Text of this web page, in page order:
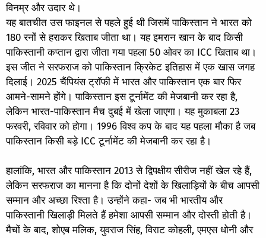
विनम्र और उदार थे।
यह बातचीत उस फाइनल से पहले हुई थी जिसमें पाकिस्तान ने भारत को
180 रनों से हराकर खिताब जीता था। यह इमरान खान के बाद किसी
पाकिस्तानी कप्तान द्वारा जीता गया पहला 50 ओवर का ICC खिताब था।
इस जीत ने सरफराज को पाकिस्तान क्रिकेट इतिहास में एक खास जगह
दिलाई। 2025 चैंपियंस ट्रॉफी में भारत और पाकिस्तान एक बार फिर
आमने-सामने होंगे। पाकिस्तान इस टूर्नामेंट की मेजबानी कर रहा है,
लेकिन भारत-पाकिस्तान मैच दुबई में खेला जाएगा। यह मुकाबला 23
फरवरी, रविवार को होगा। 1996 विश्व कप के बाद यह पहला मौका है जब
पाकिस्तान किसी बड़े ICC टूर्नामेंट की मेजबानी कर रहा है।
हालांकि, भारत और पाकिस्तान 2013 से द्विपक्षीय सीरीज नहीं खेल रहे हैं,
लेकिन सरफराज का मानना है कि दोनों देशों के खिलाड़ियों के बीच आपसी
सम्मान और अच्छा रिश्ता है। उन्होंने कहा- जब भी भारतीय और
पाकिस्तानी खिलाड़ी मिलते हैं हमेशा आपसी सम्मान और दोस्ती होती है।
मैचों के बाद, शोएब मलिक, युवराज सिंह, विराट कोहली,एमएस धोनी और